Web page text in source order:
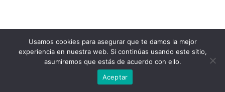
Usamos cookies para asegurar que te damos la mejor
experiencia en nuestra web. Si continúas usando este sitio,
asumiremos que estás de acuerdo con ello.
Aceptar